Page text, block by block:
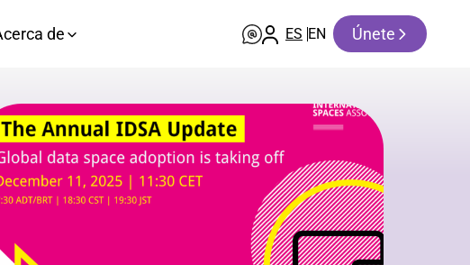
de ES EN Únete